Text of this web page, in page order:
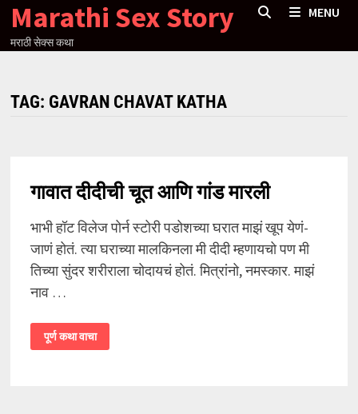
Skip
content
Marathi Sex Story
मराठी सेक्स कथा
MENU
TAG: GAVRAN CHAVAT KATHA
गावात दीदीची चूत आणि गांड मारली
भाभी हॉट विलेज पोर्न स्टोरी पडोशच्या घरात माझं खूप येणं-
जाणं होतं. त्या घराच्या मालकिनला मी दीदी म्हणायचो पण मी
तिच्या सुंदर शरीराला चोदायचं होतं. मित्रांनो, नमस्कार. माझं
नाव …
गावात
दीदीची
चूत
पूर्ण कथा वाचा